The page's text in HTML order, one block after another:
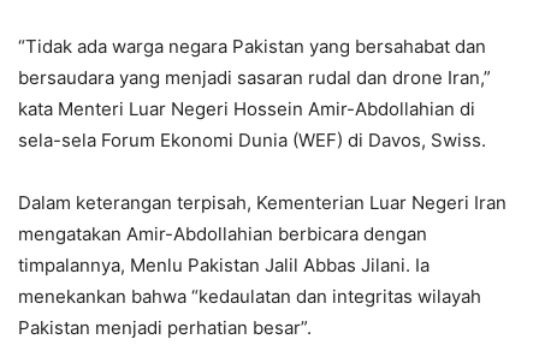
“Tidak ada warga negara Pakistan yang bersahabat dan
bersaudara yang menjadi sasaran rudal dan drone Iran,”
kata Menteri Luar Negeri Hossein Amir-Abdollahian di
sela-sela Forum Ekonomi Dunia (WEF) di Davos, Swiss.
Dalam keterangan terpisah, Kementerian Luar Negeri Iran
mengatakan Amir-Abdollahian berbicara dengan
timpalannya, Menlu Pakistan Jalil Abbas Jilani. Ia
menekankan bahwa “kedaulatan dan integritas wilayah
Pakistan menjadi perhatian besar”.